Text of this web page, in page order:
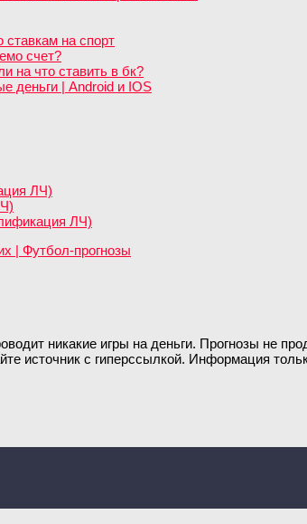
на спорт
счет?
на что ставить в бк?
деньги | Android и IOS
ЛЧ)
ЛЧ)
никакие игры на деньги. Прогнозы не
источник с гиперссылкой. Информация